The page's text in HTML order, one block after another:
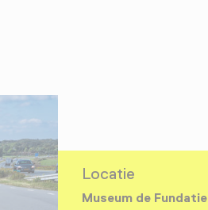
Locatie
Museum de Fundatie